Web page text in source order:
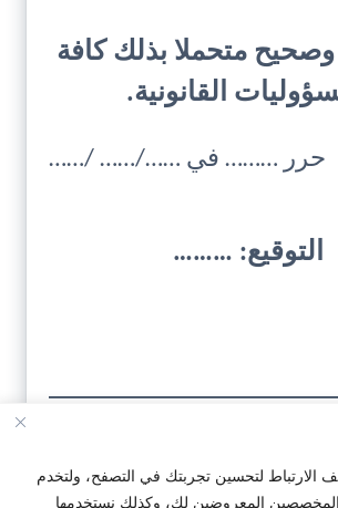
الارتباط لتحسين تجربتك في التصفح، ولتخدم
المخصصين المعروضين لك، وكذلك نستخدمها
وصحيح متحملا بذلك كافة
القانونية.
حرر ……… في ……/…… /……
التوقيع: ………
تحميل